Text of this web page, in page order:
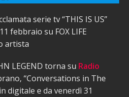
serie tv “THIS IS US”
febbraio su FOX LIFE
artista
LEGEND torna su Radio
“Conversations in The
digitale e da venerdì 31